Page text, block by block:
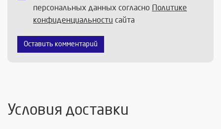
персональных данных согласно Политике
конфиденциальности сайта
Оставить комментарий
Условия доставки